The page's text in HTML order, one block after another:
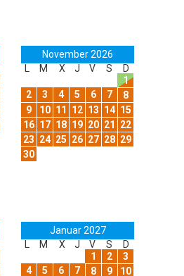
November 2026
L
M X J V S
D
1
2
3 4 5 6 7
8
9
10 11 12 13 14 15
16 17 18 19 20 21
22
23 24 25 26 27 28 29
30
Januar 2027
L
M X J V S
D
1
2
3
4
5 6 7 8 9
10